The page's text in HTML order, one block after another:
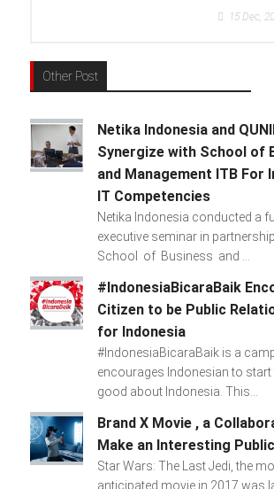
Other Post
Netika Indonesia and
Synergize with School of
and Management ITB For
IT Competencies
Netika Indonesia conducted a
executive seminar in
School of Business and ...
#IndonesiaBicaraBaik
Citizen to be Public
for Indonesia
#IndonesiaBicaraBaik is a
encourages Indonesian to start
good about Indonesia. This...
Brand X Movie , a
Make an Interesting
Star Wars: The Last Jedi, the
anticipated movie in 2017 was